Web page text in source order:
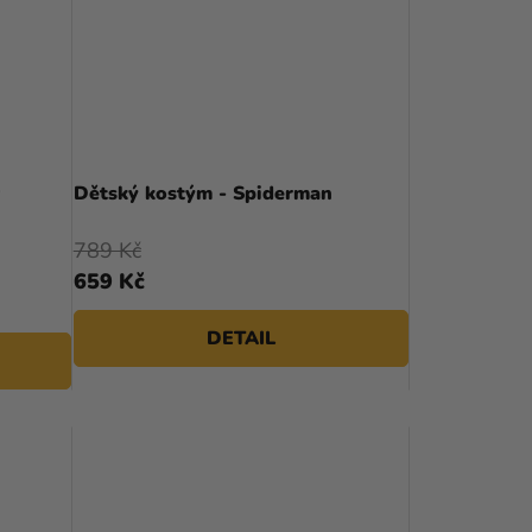
Dětský kostým - Spiderman
659 Kč
789 Kč
DETAIL